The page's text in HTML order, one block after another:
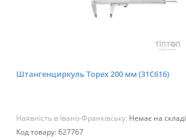
Штангенциркуль Topex 200 мм (31C616)
Наявність в Івано-Франківську: Немає на складі
Код товару: 627767